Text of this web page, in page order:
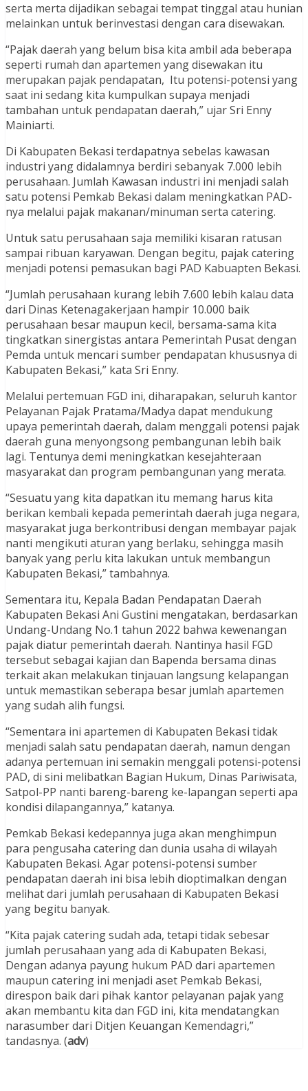
serta merta dijadikan sebagai tempat tinggal atau hunian
melainkan untuk berinvestasi dengan cara disewakan.
“Pajak daerah yang belum bisa kita ambil ada beberapa
seperti rumah dan apartemen yang disewakan itu
merupakan pajak pendapatan, Itu potensi-potensi yang
saat ini sedang kita kumpulkan supaya menjadi
tambahan untuk pendapatan daerah,” ujar Sri Enny
Mainiarti.
Di Kabupaten Bekasi terdapatnya sebelas kawasan
industri yang didalamnya berdiri sebanyak 7.000 lebih
perusahaan. Jumlah Kawasan industri ini menjadi salah
satu potensi Pemkab Bekasi dalam meningkatkan PAD-
nya melalui pajak makanan/minuman serta catering.
Untuk satu perusahaan saja memiliki kisaran ratusan
sampai ribuan karyawan. Dengan begitu, pajak catering
menjadi potensi pemasukan bagi PAD Kabuapten Bekasi.
“Jumlah perusahaan kurang lebih 7.600 lebih kalau data
dari Dinas Ketenagakerjaan hampir 10.000 baik
perusahaan besar maupun kecil, bersama-sama kita
tingkatkan sinergistas antara Pemerintah Pusat dengan
Pemda untuk mencari sumber pendapatan khususnya di
Kabupaten Bekasi,” kata Sri Enny.
Melalui pertemuan FGD ini, diharapakan, seluruh kantor
Pelayanan Pajak Pratama/Madya dapat mendukung
upaya pemerintah daerah, dalam menggali potensi pajak
daerah guna menyongsong pembangunan lebih baik
lagi. Tentunya demi meningkatkan kesejahteraan
masyarakat dan program pembangunan yang merata.
“Sesuatu yang kita dapatkan itu memang harus kita
berikan kembali kepada pemerintah daerah juga negara,
masyarakat juga berkontribusi dengan membayar pajak
nanti mengikuti aturan yang berlaku, sehingga masih
banyak yang perlu kita lakukan untuk membangun
Kabupaten Bekasi,” tambahnya.
Sementara itu, Kepala Badan Pendapatan Daerah
Kabupaten Bekasi Ani Gustini mengatakan, berdasarkan
Undang-Undang No.1 tahun 2022 bahwa kewenangan
pajak diatur pemerintah daerah. Nantinya hasil FGD
tersebut sebagai kajian dan Bapenda bersama dinas
terkait akan melakukan tinjauan langsung kelapangan
untuk memastikan seberapa besar jumlah apartemen
yang sudah alih fungsi.
“Sementara ini apartemen di Kabupaten Bekasi tidak
menjadi salah satu pendapatan daerah, namun dengan
adanya pertemuan ini semakin menggali potensi-potensi
PAD, di sini melibatkan Bagian Hukum, Dinas Pariwisata,
Satpol-PP nanti bareng-bareng ke-lapangan seperti apa
kondisi dilapangannya,” katanya.
Pemkab Bekasi kedepannya juga akan menghimpun
para pengusaha catering dan dunia usaha di wilayah
Kabupaten Bekasi. Agar potensi-potensi sumber
pendapatan daerah ini bisa lebih dioptimalkan dengan
melihat dari jumlah perusahaan di Kabupaten Bekasi
yang begitu banyak.
“Kita pajak catering sudah ada, tetapi tidak sebesar
jumlah perusahaan yang ada di Kabupaten Bekasi,
Dengan adanya payung hukum PAD dari apartemen
maupun catering ini menjadi aset Pemkab Bekasi,
direspon baik dari pihak kantor pelayanan pajak yang
akan membantu kita dan FGD ini, kita mendatangkan
narasumber dari Ditjen Keuangan Kemendagri,”
tandasnya. (adv)